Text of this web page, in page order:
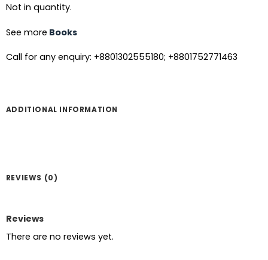
Not in quantity.
See more Books
Call for any enquiry: +8801302555180; +8801752771463
ADDITIONAL INFORMATION
REVIEWS (0)
Reviews
There are no reviews yet.